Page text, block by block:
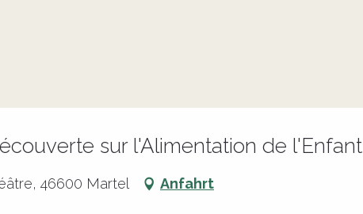
sur l'Alimentation de l'Enfant
46600 Martel Anfahrt